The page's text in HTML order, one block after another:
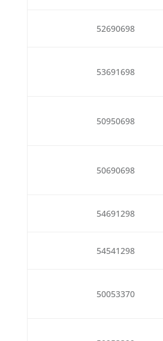
52690698
53691698
50950698
50690698
54691298
54541298
50053370